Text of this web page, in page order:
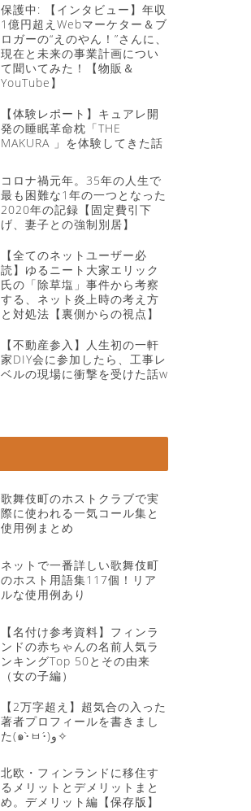
保護中: 【インタビュー】年収
1億円超えWebマーケター＆ブ
ロガーの“えのやん！”さんに、
現在と未来の事業計画につい
て聞いてみた！【物販＆
YouTube】
【体験レポート】キュアレ開
発の睡眠革命枕「THE
MAKURA 」を体験してきた話
コロナ禍元年。35年の人生で
最も困難な1年の一つとなった
2020年の記録【固定費引下
げ、妻子との強制別居】
【全てのネットユーザー必
読】ゆるニート大家エリック
氏の「除草塩」事件から考察
する、ネット炎上時の考え方
と対処法【裏側からの視点】
【不動産参入】人生初の一軒
家DIY会に参加したら、工事レ
ベルの現場に衝撃を受けた話w
歌舞伎町のホストクラブで実
際に使われる一気コール集と
使用例まとめ
ネットで一番詳しい歌舞伎町
のホスト用語集117個！リア
ルな使用例あり
【名付け参考資料】フィンラ
ンドの赤ちゃんの名前人気ラ
ンキングTop 50とその由来
（女の子編）
【2万字超え】超気合の入った
著者プロフィールを書きまし
た(๑•̀ㅂ•́)و✧
北欧・フィンランドに移住す
るメリットとデメリットまと
め。デメリット編【保存版】